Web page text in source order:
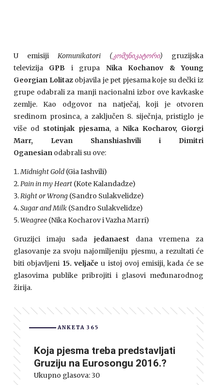
U emisiji Komunikatori (კომუნიკატორი) gruzijska
televizija GPB i grupa Nika Kochanov & Young
Georgian Lolitazobjavila je pet pjesama koje su dečki iz
grupe odabrali za manji nacionalni izbor ove kavkaske
zemlje. Kao odgovor na natječaj, koji je otvoren
sredinom prosinca, a zaključen 8. siječnja, pristiglo je
više od stotinjak pjesama, a Nika Kocharov, Giorgi
Marr, Levan Shanshiashvili i Dimitri
Oganesian odabrali su ove:
Midnight Gold (Gia Iashvili)
Pain in my Heart (Kote Kalandadze)
Right or Wrong (Sandro Sulakvelidze)
Sugar and Milk (Sandro Sulakvelidze)
Weagree (Nika Kocharov i Vazha Marri)
Gruzijci imaju sada jedanaest dana vremena za
glasovanje za svoju najomiljeniju pjesmu, a rezultati će
biti objavljeni 15. veljačeu istoj ovoj emisiji, kada će se
glasovima publike pribrojiti i glasovi međunarodnog
žirija.
ANKETA 365
Koja pjesma treba predstavljati
Gruziju na Eurosongu 2016.?
Ukupno glasova:30